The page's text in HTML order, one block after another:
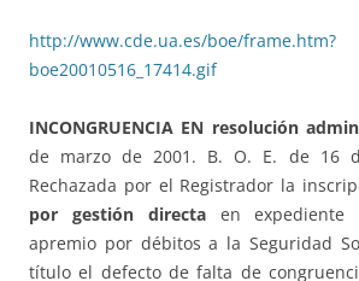
http://www.cde.ua.es/boe/frame.htm?
boe20010516_17414.gif
INCONGRUENCIA EN resolución
de marzo de 2001. B. O. E. de 16
Rechazada por el Registrador la
por gestión directaen expediente
apremio por débitos a la Seguridad
título el defecto de falta de